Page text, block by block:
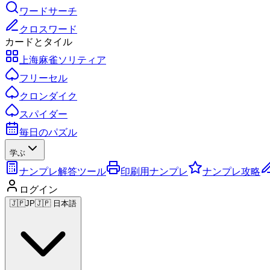
ワードサーチ
クロスワード
カードとタイル
上海麻雀ソリティア
フリーセル
クロンダイク
スパイダー
毎日のパズル
学ぶ
ナンプレ解答ツール 印刷用ナンプレ ナンプレ攻略
ログイン
🇯🇵JP🇯🇵 日本語